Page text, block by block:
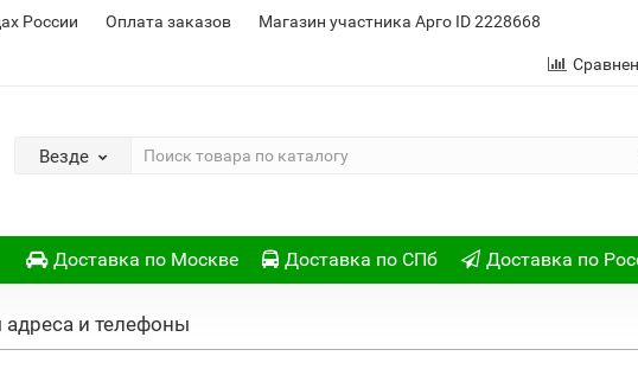
России Оплата заказов Магазин участника Арго ID 2228668
Везде
Доставка по Москве Доставка по СПб Доставка по
и телефоны